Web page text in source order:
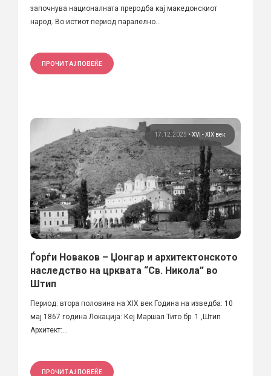
започнува националната преродба кај македонскиот
народ. Во истиот период паралелно...
ПРОЧИТАЈ ПОВЕЌЕ
17.12.2025 • XVI - XIX век
Ѓорѓи Новаков – Џонгар и архитектонското
наследство на црквата “Св. Никола” во
Штип
Период: втора половина на XIX век Година на изведба: 10
мај 1867 година Локација: Кеј Маршал Тито бр. 1 ,Штип
Архитект:...
ПРОЧИТАЈ ПОВЕЌЕ